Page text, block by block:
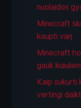
nuolaidos
Minecraft
kaupti varį
Minecraft
gauk
Kaip sukurti
vertingi